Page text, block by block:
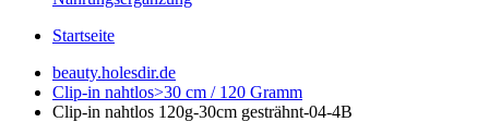
Startseite
beauty.holesdir.de
Clip-in nahtlos>30 cm / 120 Gramm
Clip-in nahtlos 120g-30cm gesträhnt-04-4B